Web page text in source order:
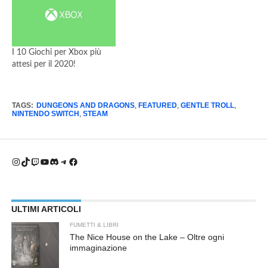
I 10 Giochi per Xbox più
attesi per il 2020!
TAGS: DUNGEONS AND DRAGONS, FEATURED, GENTLE TROLL,
NINTENDO SWITCH , STEAM
Instagram
TikTok
Twitch
YouTube
Discord
Telegram
Facebook
ULTIMI ARTICOLI
FUMETTI & LIBRI
The Nice House on the Lake – Oltre ogni
immaginazione